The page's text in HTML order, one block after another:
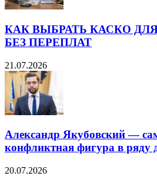
КАК ВЫБРАТЬ КАСКО
БЕЗ ПЕРЕПЛАТ
21.07.2026
Александр Якубовский —
конфликтная фигура в ряду
20.07.2026